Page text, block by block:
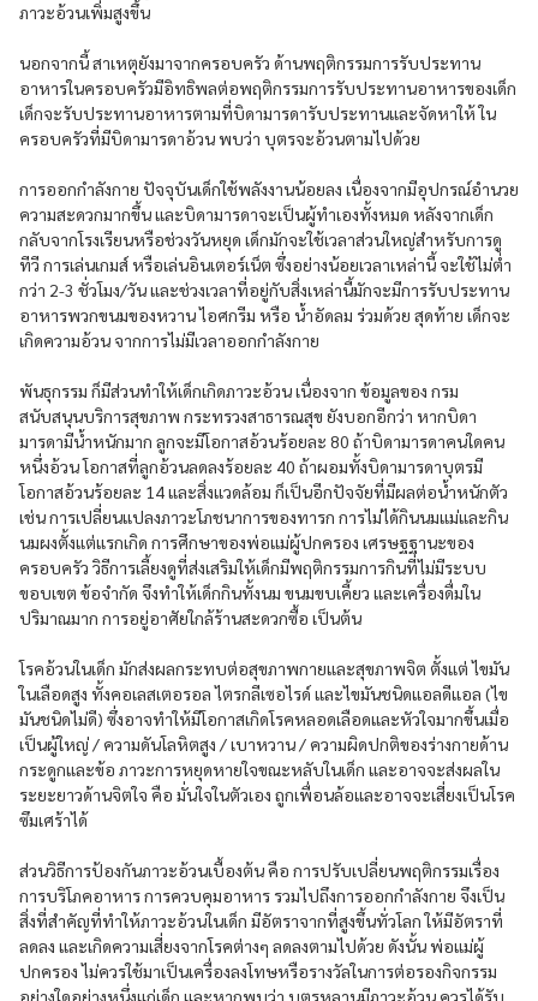
ภาวะอ้วนเพิ่มสูงขึ้น
นอกจากนี้ สาเหตุยังมาจากครอบครัว ด้านพฤติกรรมการรับประทาน
อาหารในครอบครัวมีอิทธิพลต่อพฤติกรรมการรับประทานอาหารของเด็ก
เด็กจะรับประทานอาหารตามที่บิดามารดารับประทานและจัดหาให้ ใน
ครอบครัวที่มีบิดามารดาอ้วน พบว่า บุตรจะอ้วนตามไปด้วย
การออกกําลังกาย ปัจจุบันเด็กใช้พลังงานน้อยลง เนื่องจากมีอุปกรณ์อํานวย
ความสะดวกมากขึ้น และบิดามารดาจะเป็นผู้ทําเองทั้งหมด หลังจากเด็ก
กลับจากโรงเรียนหรือช่วงวันหยุด เด็กมักจะใช้เวลาส่วนใหญ่สำหรับการดู
ทีวี การเล่นเกมส์ หรือเล่นอินเตอร์เน็ต ซึ่งอย่างน้อยเวลาเหล่านี้ จะใช้ไม่ต่ำ
กว่า 2-3 ชั่วโมง/วัน และช่วงเวลาที่อยู่กับสิ่งเหล่านี้มักจะมีการรับประทาน
อาหารพวกขนมของหวาน ไอศกรีม หรือ น้ำอัดลม ร่วมด้วย สุดท้าย เด็กจะ
เกิดความอ้วน จากการไม่มีเวลาออกกําลังกาย
พันธุกรรม ก็มีส่วนทำให้เด็กเกิดภาวะอ้วน เนื่องจาก ข้อมูลของ กรม
สนับสนุนบริการสุขภาพ กระทรวงสาธารณสุข ยังบอกอีกว่า หากบิดา
มารดามีน้ำหนักมาก ลูกจะมีโอกาสอ้วนร้อยละ 80 ถ้าบิดามารดาคนใดคน
หนึ่งอ้วน โอกาสที่ลูกอ้วนลดลงร้อยละ 40 ถ้าผอมทั้งบิดามารดาบุตรมี
โอกาสอ้วนร้อยละ 14 และสิ่งแวดล้อม ก็เป็นอีกปัจจัยที่มีผลต่อน้ำหนักตัว
เช่น การเปลี่ยนแปลงภาวะโภชนาการของทารก การไม่ได้กินนมแม่และกิน
นมผงตั้งแต่แรกเกิด การศึกษาของพ่อแม่ผู้ปกครอง เศรษฐฐานะของ
ครอบครัว วิธีการเลี้ยงดูที่ส่งเสริมให้เด็กมีพฤติกรรมการกินที่ไม่มีระบบ
ขอบเขต ข้อจำกัด จึงทำให้เด็กกินทั้งนม ขนมขบเคี้ยว และเครื่องดื่มใน
ปริมาณมาก การอยู่อาศัยใกล้ร้านสะดวกซื้อ เป็นต้น
โรคอ้วนในเด็ก มักส่งผลกระทบต่อสุขภาพกายและสุขภาพจิต ตั้งแต่ ไขมัน
ในเลือดสูง ทั้งคอเลสเตอรอล ไตรกลีเซอไรด์ และไขมันชนิดแอลดีแอล (ไข
มันชนิดไม่ดี) ซึ่งอาจทำให้มีโอกาสเกิดโรคหลอดเลือดและหัวใจมากขึ้นเมื่อ
เป็นผู้ใหญ่ / ความดันโลหิตสูง / เบาหวาน / ความผิดปกติของร่างกายด้าน
กระดูกและข้อ ภาวะการหยุดหายใจขณะหลับในเด็ก และอาจจะส่งผลใน
ระยะยาวด้านจิตใจ คือ มั่นใจในตัวเอง ถูกเพื่อนล้อและอาจจะเสี่ยงเป็นโรค
ซึมเศร้าได้
ส่วนวิธีการป้องกันภาวะอ้วนเบื้องต้น คือ การปรับเปลี่ยนพฤติกรรมเรื่อง
การบริโภคอาหาร การควบคุมอาหาร รวมไปถึงการออกกำลังกาย จึงเป็น
สิ่งที่สำคัญที่ทำให้ภาวะอ้วนในเด็ก มีอัตราจากที่สูงขึ้นทั่วโลก ให้มีอัตราที่
ลดลง และเกิดความเสี่ยงจากโรคต่างๆ ลดลงตามไปด้วย ดังนั้น พ่อแม่ผู้
ปกครอง ไม่ควรใช้มาเป็นเครื่องลงโทษหรือรางวัลในการต่อรองกิจกรรม
อย่างใดอย่างหนึ่งแก่เด็ก และหากพบว่า บุตรหลานมีภาวะอ้วน ควรได้รับ